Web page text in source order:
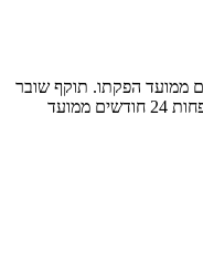
הינו לכל הפחות 60 חודשים ממועד הפקתו. תוקף שובר
לרכישת מוצר או שירות מסויים יהיה לכל הפחות 24 חודשים ממועד